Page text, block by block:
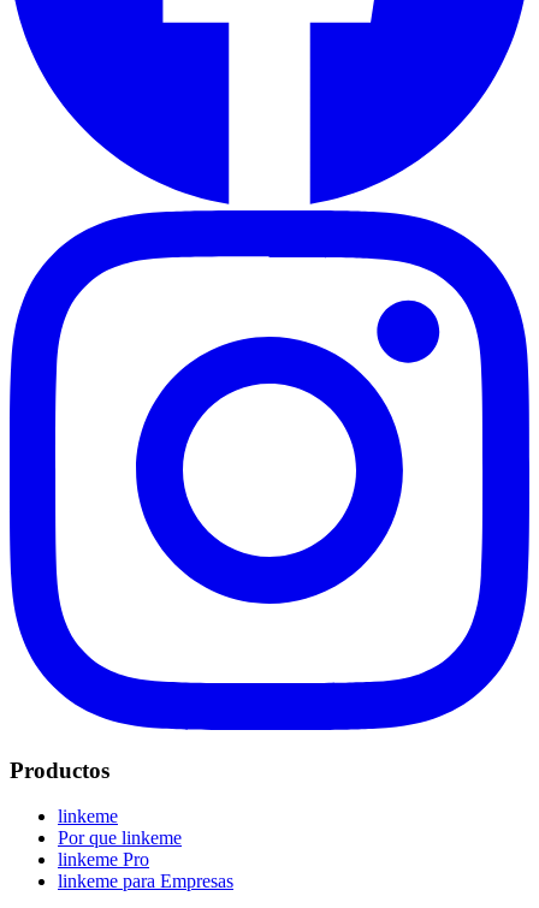
Productos
linkeme
Por que linkeme
linkeme Pro
linkeme para Empresas